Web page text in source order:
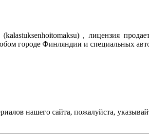
, лицензия
городе Финляндии и специальных
нашего сайта, пожалуйста,